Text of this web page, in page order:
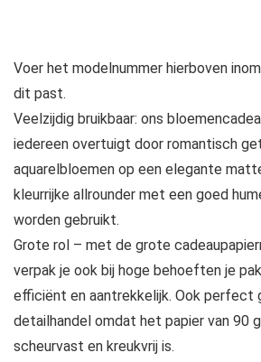
Voer het modelnummer hierboven
dit past.
Veelzijdig bruikbaar: ons
iedereen overtuigt door romantisch
aquarelbloemen op een elegante
kleurrijke allrounder met een goed
worden gebruikt.
Grote rol – met de grote
verpak je ook bij hoge behoeften je
efficiënt en aantrekkelijk. Ook perfect
detailhandel omdat het papier van 90
scheurvast en kreukvrij is.